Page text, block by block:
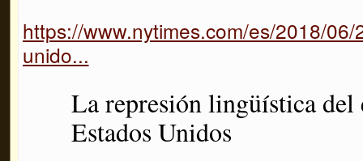
https://www.nytimes.com/es/2018/
unido...
La represión lingüística del
Estados Unidos